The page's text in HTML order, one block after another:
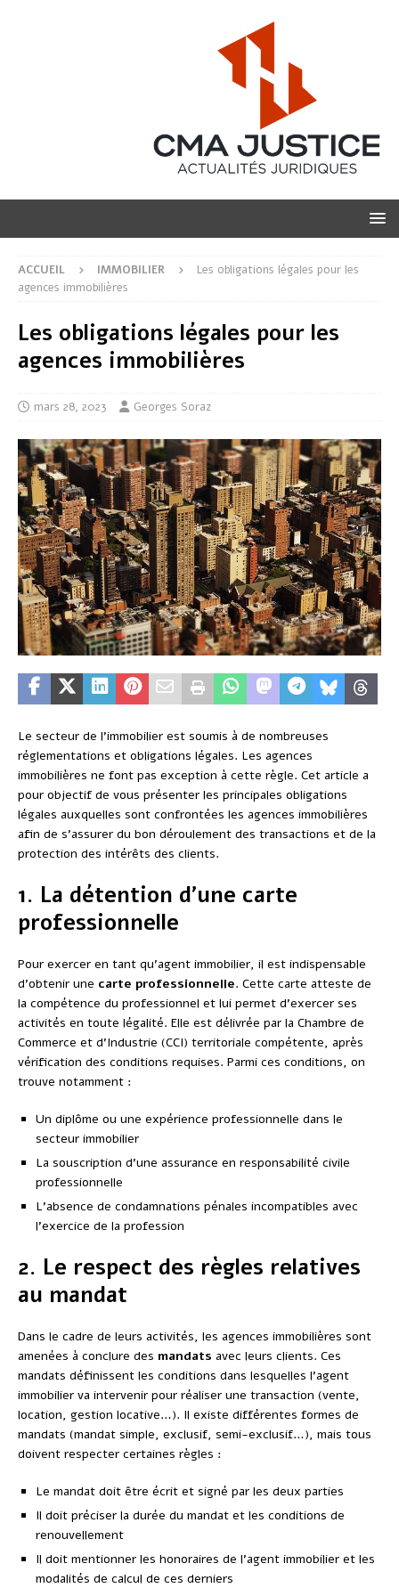
ACCUEIL IMMOBILIER
Les obligations légales pour les
agences immobilières
Les obligations légales pour les
agences immobilières
mars 28, 2023 Georges Soraz
Le secteur de l’immobilier est soumis à de nombreuses
réglementations et obligations légales. Les agences
immobilières ne font pas exception à cette règle. Cet article a
pour objectif de vous présenter les principales obligations
légales auxquelles sont confrontées les agences immobilières
afin de s’assurer du bon déroulement des transactions et de la
protection des intérêts des clients.
1. La détention d’une carte
professionnelle
Pour exercer en tant qu’agent immobilier, il est indispensable
d’obtenir une carte professionnelle. Cette carte atteste de
la compétence du professionnel et lui permet d’exercer ses
activités en toute légalité. Elle est délivrée par la Chambre de
Commerce et d’Industrie (CCI) territoriale compétente, après
vérification des conditions requises. Parmi ces conditions, on
trouve notamment :
Un diplôme ou une expérience professionnelle dans le
secteur immobilier
La souscription d’une assurance en responsabilité civile
professionnelle
L’absence de condamnations pénales incompatibles avec
l’exercice de la profession
2. Le respect des règles relatives
au mandat
Dans le cadre de leurs activités, les agences immobilières sont
amenées à conclure des mandats avec leurs clients. Ces
mandats définissent les conditions dans lesquelles l’agent
immobilier va intervenir pour réaliser une transaction (vente,
location, gestion locative…). Il existe différentes formes de
mandats (mandat simple, exclusif, semi-exclusif…), mais tous
doivent respecter certaines règles :
Le mandat doit être écrit et signé par les deux parties
Il doit préciser la durée du mandat et les conditions de
renouvellement
Il doit mentionner les honoraires de l’agent immobilier et les
modalités de calcul de ces derniers